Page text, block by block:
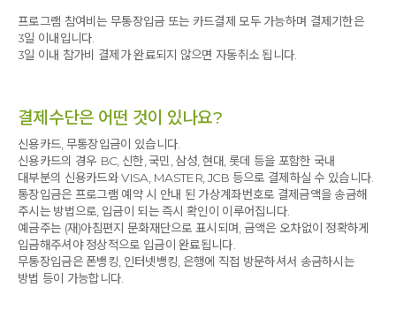
프로그램 참여비는 무통장입금 또는 카드결제 모두 가능하며 결제기한은
3일 이내입니다.
3일 이내 참가비 결제가 완료되지 않으면 자동취소 됩니다.
결제수단은 어떤 것이 있나요?
신용카드, 무통장입금이 있습니다.
신용카드의 경우 BC, 신한, 국민, 삼성, 현대, 롯데 등을 포함한 국내
대부분의 신용카드와 VISA, MASTER, JCB 등으로 결제하실 수 있습니다.
통장입금은 프로그램 예약 시 안내 된 가상계좌번호로 결제금액을 송금해
주시는 방법으로, 입금이 되는 즉시 확인이 이루어집니다.
예금주는 (재)아침편지 문화재단으로 표시되며, 금액은 오차없이 정확하게
입금해주셔야 정상적으로 입금이 완료됩니다.
무통장입금은 폰뱅킹, 인터넷뱅킹, 은행에 직접 방문하셔서 송금하시는
방법 등이 가능합니다.